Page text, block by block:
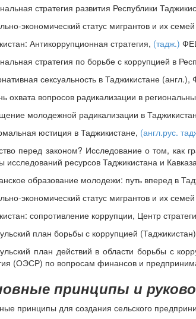
стратегия развития Республики
экономический статус мигрантов и их
Антикоррупционная стратегия, (тадж.)
стратегия по борьбе с коррупцией в
сексуальность в Таджикистане
охвата вопросов радикализации в
молодежной радикализации в
юстиция в Таджикистане, (англ.рус.
перед законом? Исследование о том, как
исследований ресурсов Таджикистана и
образование молодежи: путь вперед в
экономический статус мигрантов и их
сопротивление коррупции, Центр
план борьбы с коррупцией
план действий в области борьбы с
(ОЭСР) по вопросам финансов и
принципы и
принципы для создания сельского